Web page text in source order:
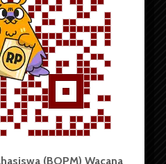
reserved BOPM WACANA.
(BOPM) Wacana